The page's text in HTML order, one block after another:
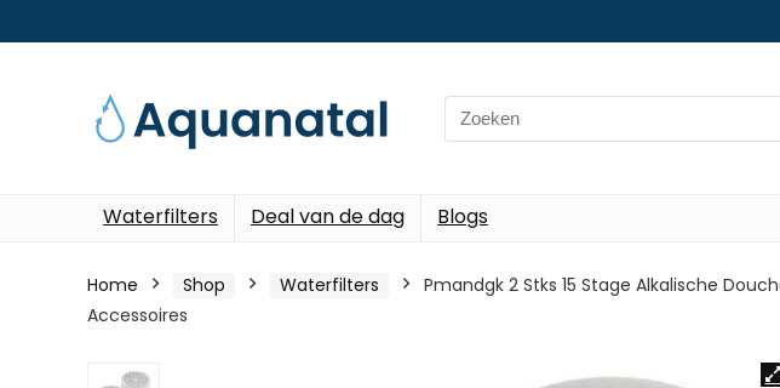
Search
for:
Waterfilters Deal van de dag Blogs
Home Shop Waterfilters
Pmandgk 2 Stks 15 Stage Alkalische
Accessoires